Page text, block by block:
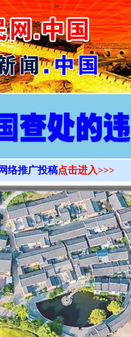
>
网络推广投稿点击进入>>>